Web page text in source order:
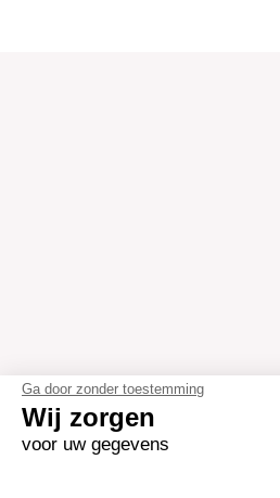
Ga door zonder toestemming
Wij zorgen
voor uw gegevens